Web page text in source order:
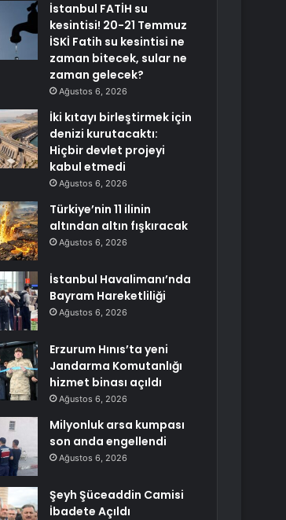
İstanbul FATİH su
kesintisi! 20-21 Temmuz
İSKİ Fatih su kesintisi ne
zaman bitecek, sular ne
zaman gelecek?
Ağustos 6, 2026
İki kıtayı birleştirmek için
denizi kurutacaktı:
Hiçbir devlet projeyi
kabul etmedi
Ağustos 6, 2026
Türkiye’nin 11 ilinin
altından altın fışkıracak
Ağustos 6, 2026
İstanbul Havalimanı’nda
Bayram Hareketliliği
Ağustos 6, 2026
Erzurum Hınıs’ta yeni
Jandarma Komutanlığı
hizmet binası açıldı
Ağustos 6, 2026
Milyonluk arsa kumpası
son anda engellendi
Ağustos 6, 2026
Şeyh Şüceaddin Camisi
İbadete Açıldı